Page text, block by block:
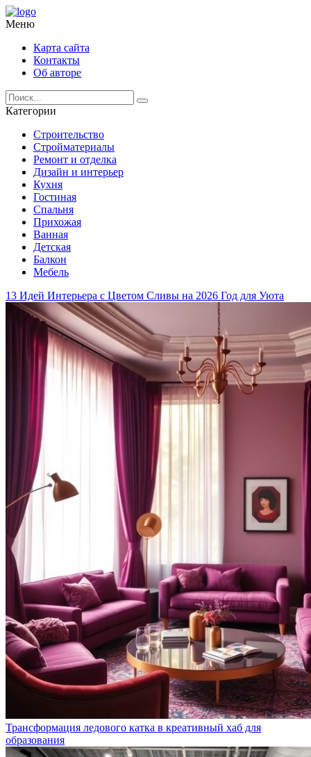
Меню
Карта сайта
Контакты
Об авторе
Категории
Строительство
Стройматериалы
Ремонт и отделка
Дизайн и интерьер
Кухня
Гостиная
Спальня
Прихожая
Ванная
Детская
Балкон
Мебель
13 Идей Интерьера с Цветом Сливы на 2026 Год для Уюта
Трансформация ледового катка в креативный хаб для
образования